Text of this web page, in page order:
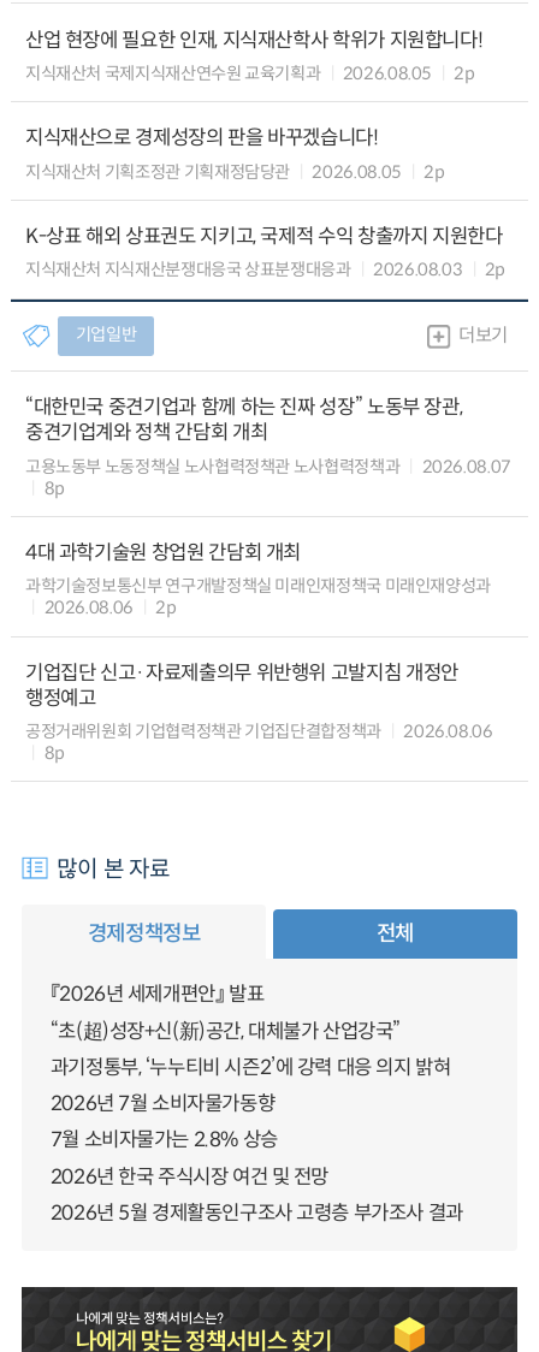
산업 현장에 필요한 인재, 지식재산학사 학위가 지원합니다!
지식재산처 국제지식재산연수원 교육기획과 2026.08.05 2p
지식재산으로 경제성장의 판을 바꾸겠습니다!
지식재산처 기획조정관 기획재정담당관 2026.08.05 2p
K-상표 해외 상표권도 지키고, 국제적 수익 창출까지 지원한다
지식재산처 지식재산분쟁대응국 상표분쟁대응과 2026.08.03 2p
기업일반 더보기
“대한민국 중견기업과 함께 하는 진짜 성장” 노동부 장관,
중견기업계와 정책 간담회 개최
고용노동부 노동정책실 노사협력정책관 노사협력정책과
2026.08.07
8p
4대 과학기술원 창업원 간담회 개최
과학기술정보통신부 연구개발정책실 미래인재정책국 미래인재양성과
2026.08.06
2p
기업집단 신고·자료제출의무 위반행위 고발지침 개정안
행정예고
공정거래위원회 기업협력정책관 기업집단결합정책과
2026.08.06
8p
많이 본 자료
경제정책정보 전체
『2026년 세제개편안』 발표
“초(超)성장+신(新)공간, 대체불가 산업강국”
과기정통부, ‘누누티비 시즌2’에 강력 대응 의지 밝혀
2026년 7월 소비자물가동향
7월 소비자물가는 2.8% 상승
2026년 한국 주식시장 여건 및 전망
2026년 5월 경제활동인구조사 고령층 부가조사 결과